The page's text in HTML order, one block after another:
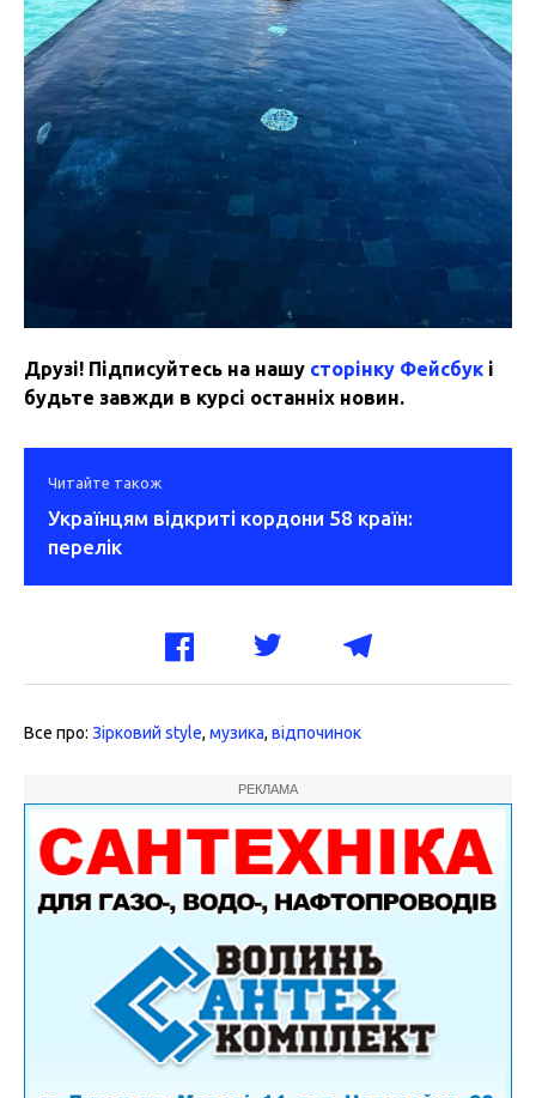
Друзі! Підписуйтесь на нашу сторінку Фейсбук і
будьте завжди в курсі останніх новин.
Читайте також
Українцям відкриті кордони 58 країн:
перелік
Все про: Зірковий style, музика, відпочинок
РЕКЛАМА